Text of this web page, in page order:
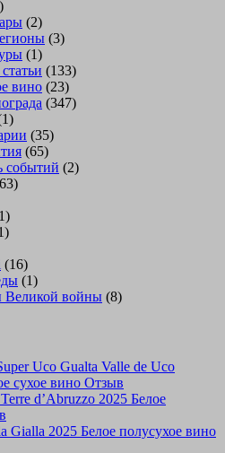
(2)
(3)
(1)
(133)
вино (23)
(347)
(35)
(65)
событий (2)
(16)
(1)
Великой войны (8)
Uco Gualta Valle de Uco
сухое вино Отзыв
d’Abruzzo 2025 Белое
Gialla 2025 Белое полусухое вино